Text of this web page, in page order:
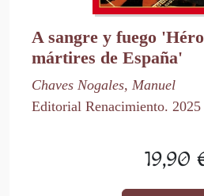
A sangre y fuego
mártires de España'
Chaves Nogales, Manuel
Editorial Renacimiento. 2025
19,90